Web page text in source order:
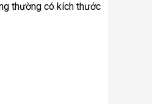
thường có kích thước